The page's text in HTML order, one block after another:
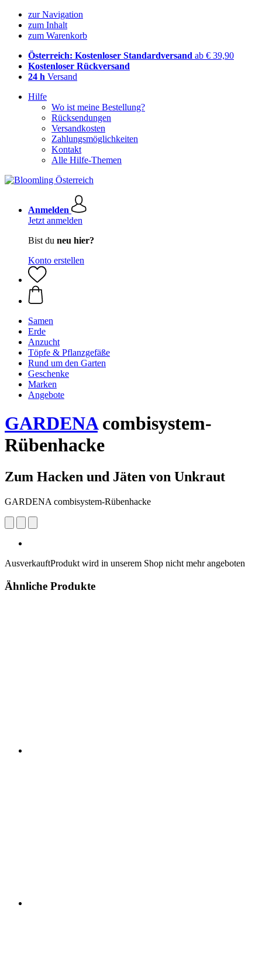
zur Navigation
zum Inhalt
zum Warenkorb
Österreich: Kostenloser Standardversand ab € 39,90
Kostenloser Rückversand
24 h Versand
Hilfe
Wo ist meine Bestellung?
Rücksendungen
Versandkosten
Zahlungsmöglichkeiten
Kontakt
Alle Hilfe-Themen
Anmelden
Jetzt anmelden
Bist du neu hier?
Konto erstellen
Samen
Erde
Anzucht
Töpfe & Pflanzgefäße
Rund um den Garten
Geschenke
Marken
Angebote
GARDENAcombisystem-
Rübenhacke
Zum Hacken und Jäten von Unkraut
GARDENA combisystem-Rübenhacke
AusverkauftProdukt wird in unserem Shop nicht mehr angeboten
Ähnliche Produkte